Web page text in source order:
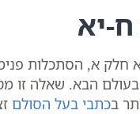
יא
חלק א, הסתכלות
הבא. שאלה זו
בכתבי בעל הסולם